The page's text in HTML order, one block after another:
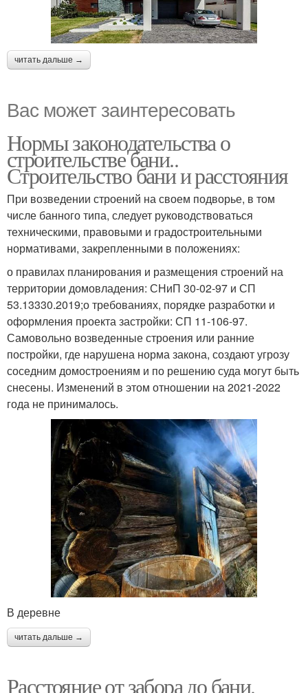
читать дальше →
Вас может заинтересовать
Нормы законодательства о
строительстве бани..
Строительство бани и расстояния
При возведении строений на своем подворье, в том
числе банного типа, следует руководствоваться
техническими, правовыми и градостроительными
нормативами, закрепленными в положениях:
о правилах планирования и размещения строений на
территории домовладения: СНиП 30-02-97 и СП
53.13330.2019;о требованиях, порядке разработки и
оформления проекта застройки: СП 11-106-97.
Самовольно возведенные строения или ранние
постройки, где нарушена норма закона, создают угрозу
соседним домостроениям и по решению суда могут быть
снесены. Изменений в этом отношении на 2021-2022
года не принималось.
В деревне
читать дальше →
Расстояние от забора до бани.